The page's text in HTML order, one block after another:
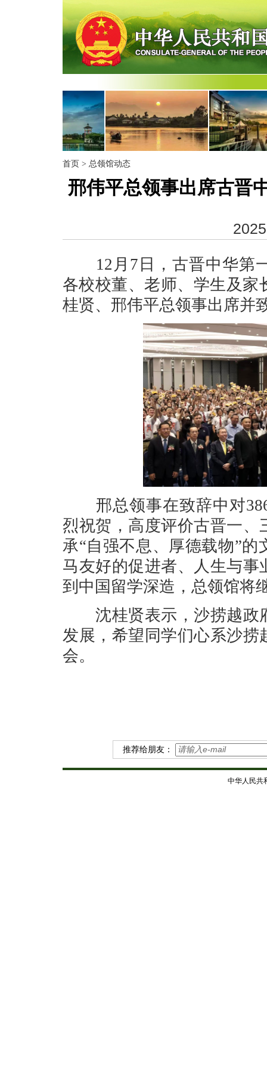
首页 > 总领馆动态
邢伟平总领事出席古晋
12月7日，古晋中华第一
各校校董、老师、学生及家
桂贤、邢伟平总领事出席并
邢总领事在致辞中对386
烈祝贺，高度评价古晋一
承“自强不息、厚德载物”
马友好的促进者、人生与
到中国留学深造，总领馆将
沈桂贤表示，沙捞越政
发展，希望同学们心系沙
会。
推荐给朋友：
中华人民共